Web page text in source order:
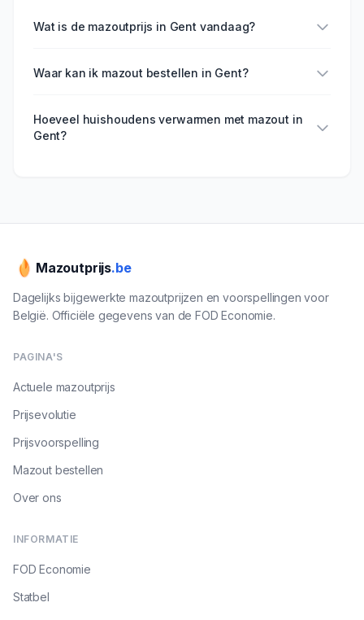
Wat is de mazoutprijs in Gent vandaag?
Waar kan ik mazout bestellen in Gent?
Hoeveel huishoudens verwarmen met mazout in
Gent?
Mazoutprijs.be
Dagelijks bijgewerkte mazoutprijzen en voorspellingen voor
België. Officiële gegevens van de FOD Economie.
PAGINA'S
Actuele mazoutprijs
Prijsevolutie
Prijsvoorspelling
Mazout bestellen
Over ons
INFORMATIE
FOD Economie
Statbel